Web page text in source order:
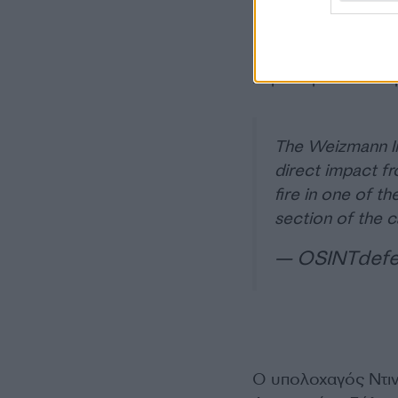
στην περιοχή
παράθυρα και
The Weizmann
direct impact
fire in one of
section of the
—
Ο υπολοχαγός